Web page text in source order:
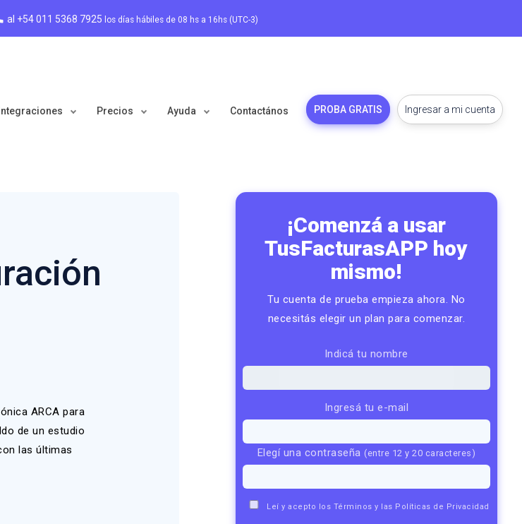
al +54 011 5368 7925 los días hábiles de 08 hs a 16hs (UTC-3)
Precios Ayuda Contactános PROBA GRATIS Ingresar a mi cuenta
ARCA para
de un estudio
las últimas
¡Comenzá a usar
TusFacturasAPP hoy
mismo!
Tu cuenta de prueba empieza ahora. No
necesitás elegir un plan para comenzar.
Indicá tu nombre
Ingresá tu e-mail
Elegí una contraseña (entre 12 y 20 caracteres)
Leí y acepto los Términos y las Políticas de Privacidad